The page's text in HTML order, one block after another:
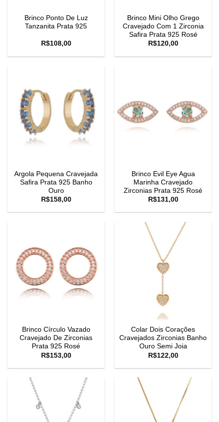
Brinco Ponto De Luz
Tanzanita Prata 925
R$108,00
Brinco Mini Olho Grego
Cravejado Com 1 Zirconia
Safira Prata 925 Rosé
R$120,00
Argola Pequena Cravejada
Safira Prata 925 Banho
Ouro
R$158,00
Brinco Evil Eye Agua
Marinha Cravejado
Zirconias Prata 925 Rosé
R$131,00
Brinco Círculo Vazado
Cravejado De Zirconias
Prata 925 Rosé
R$153,00
Colar Dois Corações
Cravejados Zirconias Banho
Ouro Semi Joia
R$122,00